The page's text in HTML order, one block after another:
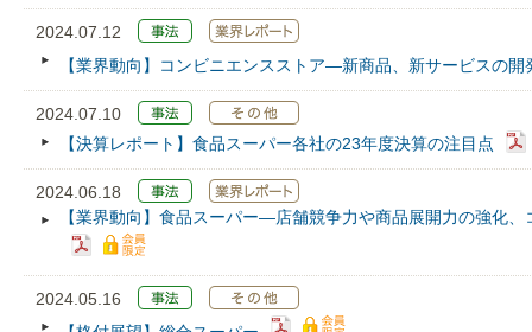
2024.07.12
【業界動向】コンビニエンスストア—新商品、新サービスの
2024.07.10
【決算レポート】食品スーパー各社の23年度決算の注目点
2024.06.18
【業界動向】食品スーパー—店舗競争力や商品展開力の強化
2024.05.16